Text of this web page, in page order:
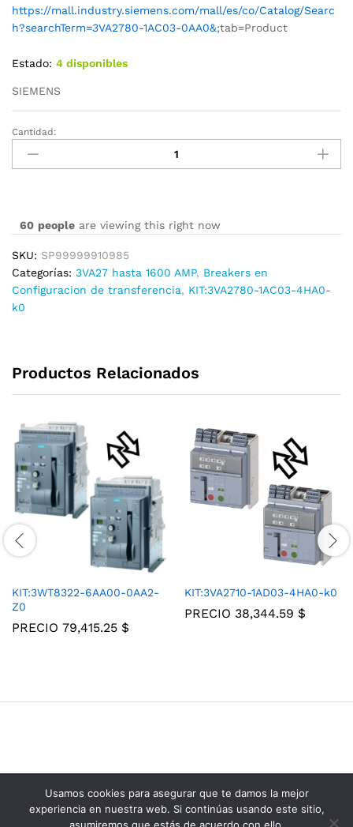
https://mall.industry.siemens.com/mall/es/co/Catalog/Searc
h?searchTerm=3VA2780-1AC03-0AA0&;tab=Product
Estado: 4 disponibles
SIEMENS
KIT:3VA2780-
1AC03-
4HA0-
Cantidad:
60 people are viewing this right now
SKU: SP99999910985
Categorías: 3VA27 hasta 1600 AMP, Breakers en
Configuracion de transferencia, KIT:3VA2780-1AC03-4HA0-
k0
Productos Relacionados
KIT:3WT8322-6AA00-0AA2-
Z0
PRECIO 79,415.25 $
KIT:3VA2710-1AD03-4HA0-k0
PRECIO 38,344.59 $
Grupo Consolidados de Electricos © 2025
Usamos cookies para asegurar que te damos la mejor
experiencia en nuestra web. Si continúas usando este sitio,